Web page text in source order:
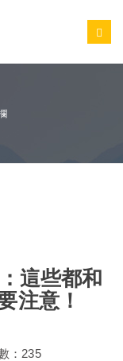
這些都和
注意！
：235